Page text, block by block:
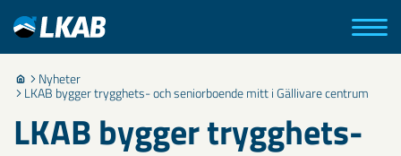
Nyheter
LKAB bygger trygghets- och seniorboende mitt i Gällivare centrum
LKAB bygger trygghets-